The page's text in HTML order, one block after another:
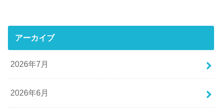
アーカイブ
2026年7月
2026年6月